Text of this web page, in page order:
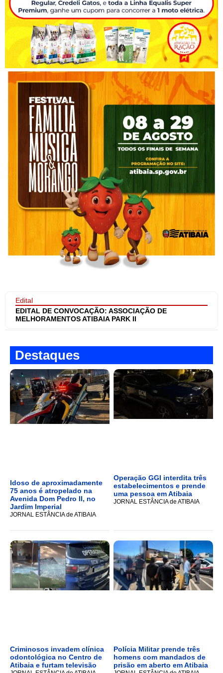
Edital
EDITAL DE CONVOCAÇÃO: ASSOCIAÇÃO DE
MELHORAMENTOS ATIBAIA PARK II
Destaques
Idoso de aproximadamente
75 anos é atropelado na
Avenida Dom Pedro II, no
Jardim Imperial
JORNAL ESTÂNCIA de ATIBAIA
Operação GGI interdita três
estabelecimentos e prende
uma pessoa em Atibaia
JORNAL ESTÂNCIA de ATIBAIA
Criminosos invadem clínica
odontológica no Centro de
Atibaia e furtam televisão
Polícia Militar prende três
homens com mandados de
prisão em aberto em Atibaia